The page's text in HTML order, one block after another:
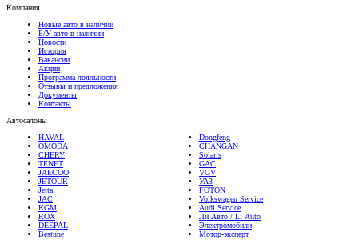
Компания
Новые авто в наличии
Б/У авто в наличии
Новости
История
Вакансии
Акции
Программа лояльности
Отзывы и предложения
Документы
Контакты
Автосалоны
HAVAL
OMODA
CHERY
TENET
JAECOO
JETOUR
Jetta
JAC
KGM
ROX
DEEPAL
Bestune
Dongfeng
CHANGAN
Solaris
GAC
VGV
УАЗ
FOTON
Volkswagen Service
Audi Service
Ли Авто / Li Auto
Электромобили
Мотор-эксперт